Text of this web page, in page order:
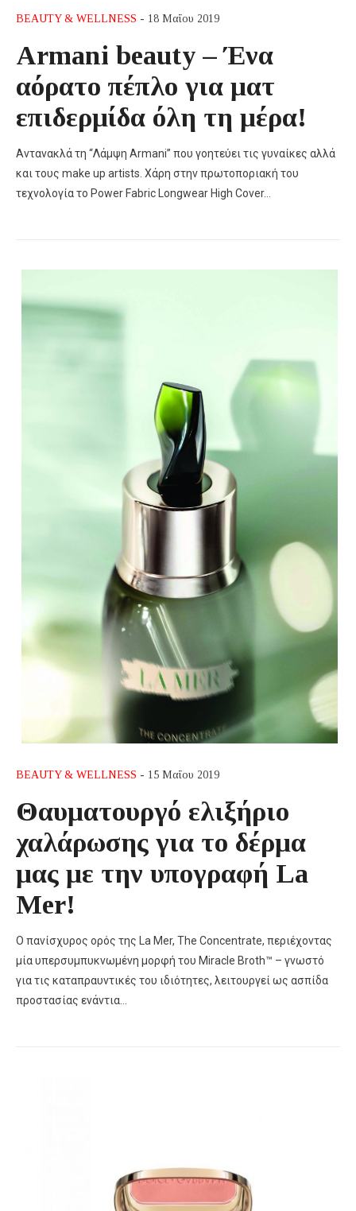
BEAUTY & WELLNESS - 18 Μαΐου 2019
Armani beauty – Ένα
αόρατο πέπλο για ματ
επιδερμίδα όλη τη μέρα!
Αντανακλά τη “Λάμψη Armani” που γοητεύει τις γυναίκες αλλά
και τους make up artists. Χάρη στην πρωτοποριακή του
τεχνολογία το Power Fabric Longwear High Cover…
BEAUTY & WELLNESS - 15 Μαΐου 2019
Θαυματουργό ελιξήριο
χαλάρωσης για το δέρμα
μας με την υπογραφή La
Mer!
Ο πανίσχυρος ορός της La Mer, The Concentrate, περιέχοντας
μία υπερσυμπυκνωμένη μορφή του Miracle Broth™ – γνωστό
για τις καταπραυντικές του ιδιότητες, λειτουργεί ως ασπίδα
προστασίας ενάντια…